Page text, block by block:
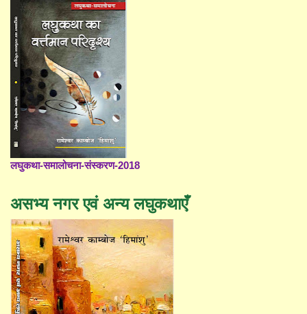
लघुकथा-समालोचना-संस्करण-2018
असभ्य नगर एवं अन्य लघुकथाएँ